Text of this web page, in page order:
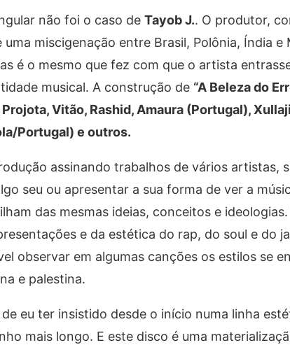
não foi o caso de Tayob J.. O produtor,
miscigenação entre Brasil, Polônia, Índia e
é o mesmo que fez com que o artista
musical. A construção de “A Beleza do
Vitão, Rashid, Amaura (Portugal),
Portugal) e outros.
assinando trabalhos de vários artistas,
seu ou apresentar a sua forma de ver a
das mesmas ideias, conceitos e ideologias.
e da estética do rap, do soul e do
observar em algumas canções os estilos se
e palestina.
eu ter insistido desde o início numa linha
mais longo. E este disco é uma